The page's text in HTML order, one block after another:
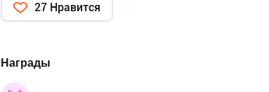
27 Нравится
Награды